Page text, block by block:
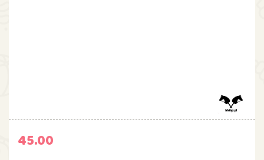
45.00